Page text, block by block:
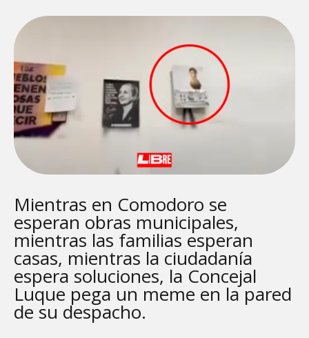
Mientras en Comodoro se
esperan obras municipales,
mientras las familias esperan
casas, mientras la ciudadanía
espera soluciones, la Concejal
Luque pega un meme en la pared
de su despacho.